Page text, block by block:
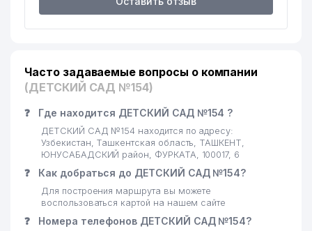
18 МУЗЕЙ ОЛИМПИЙСКОЙ СЛАВЫ 777 м
УЗБЕКИСТАН
20 AYSEL-INVEST ООО
МАНСУРОВ ИндП
22 УЗБЕКСКО-ЯПОНСКИЙ ЦЕНТР 847 м
ВСЕМИРНЫЙ БАНК
ПРЕДСТАВИТЕЛЬСТВО
24 TAIBA LEASING ИП ООО 866 м
Часто задаваемые вопросы о компании
(ДЕТСКИЙ САД №154)
❓ Где находится ДЕТСКИЙ САД №154 ?
ДЕТСКИЙ САД №154 находится по адресу:
Узбекистан, Ташкентская область, ТАШКЕНТ,
ЮНУСАБАДСКИЙ район, ФУРКАТА, 100017, 6
❓ Как добраться до ДЕТСКИЙ САД №154?
Для построения маршрута вы можете
воспользоваться картой на нашем сайте
❓ Номера телефонов ДЕТСКИЙ САД №154?